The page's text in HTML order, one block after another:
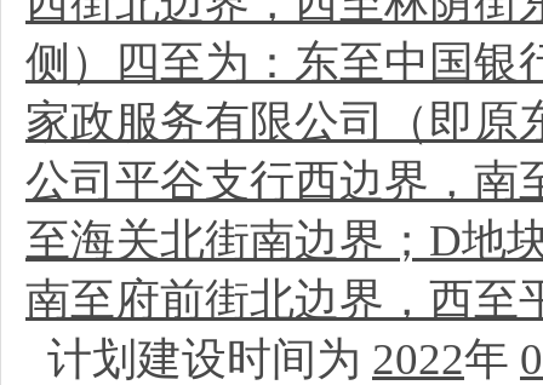
侧）四至为：东至中国银
家政服务有限公司（即原
公司平谷支行西边界，南
至海关北街南边界；D地
南至府前街北边界，西至
计划建设时间为 2022年